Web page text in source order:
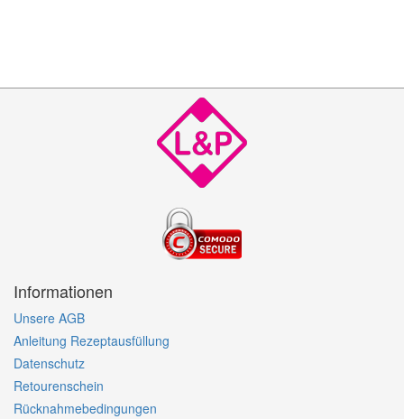
Informationen
Unsere AGB
Anleitung Rezeptausfüllung
Datenschutz
Retourenschein
Rücknahmebedingungen